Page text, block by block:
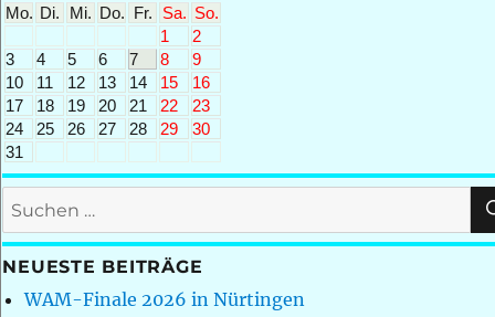
Mo. Di. Mi. Do. Fr. Sa. So.
1
2
3
4 5 6 7 8
9
10
11 12 13 14 15
16
17
18 19 20 21 22
23
24
25 26 27 28 29
30
31
Suchen
nach:
NEUESTE BEITRÄGE
WAM-Finale 2026 in Nürtingen